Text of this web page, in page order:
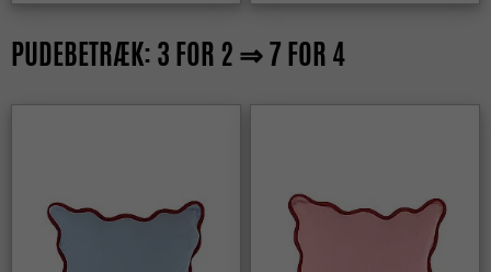
PUDEBETRÆK: 3 FOR 2 ⇒ 7 FOR 4